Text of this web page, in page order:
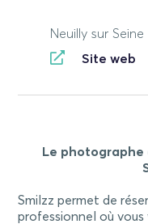
Neuilly sur Seine
Site web
Le photographe
Smilzz permet de
professionnel où vous